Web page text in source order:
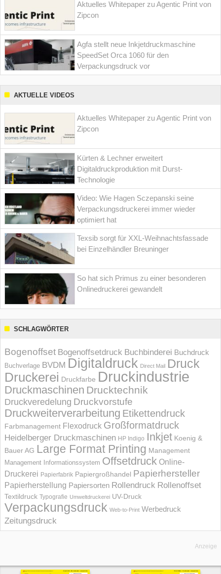
Aktuelles Whitepaper zu Agentic Print von
Zipcon
Agfa stellt neue Inkjetdruckmaschine
SpeedSet Orca 1060 für den
Verpackungsdruck vor
AKTUELLE VIDEOS
Aktuelles Whitepaper zu Agentic Print von
Zipcon
Kürten & Lechner erweitert
Digitaldruckproduktion mit Durst-
Technologie
Video: Wie Hagen Sczepanski seine
Verpackungsdruckerei immer wieder
optimiert hat
Texsib sorgt für XXL-Weihnachtsfassade
bei Einzelhändler Breuninger
So hat sich Primus zu einer besonderen
Onlinedruckerei gewandelt
SCHLAGWÖRTER
Bogenoffset Bogenoffsetdruck Buchbinderei Buchdruck
Buchverlage BVDM Digitaldruck Direct Mail Druck
Druckerei Druckfarbe Druckindustrie
Druckmaschinen Drucktechnik
Druckveredelung Druckvorstufe
Druckweiterverarbeitung Etikettendruck
Farbmanagement Flexodruck Großformatdruck
Heidelberger Druckmaschinen HP Indigo Inkjet Koenig &
Bauer AG Large Format Printing Management
Management Informations­system Offsetdruck Online-
Druckerei Papierfabrik Papiergroßhandel Papierhersteller
Papierherstellung Papiersorten Rollendruck Rollenoffset
Textildruck Typografie Umweltdruckerei UV-Druck
Verpackungsdruck Web-to-Print Werbedruck
Zeitungsdruck
Anzeige